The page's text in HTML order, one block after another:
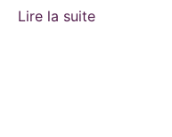
Lire la suite